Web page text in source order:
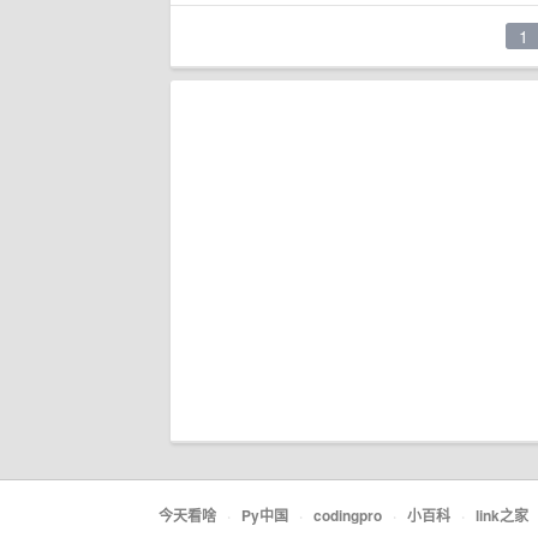
1
今天看啥 · Py中国 · codingpro · 小百科 · link之家